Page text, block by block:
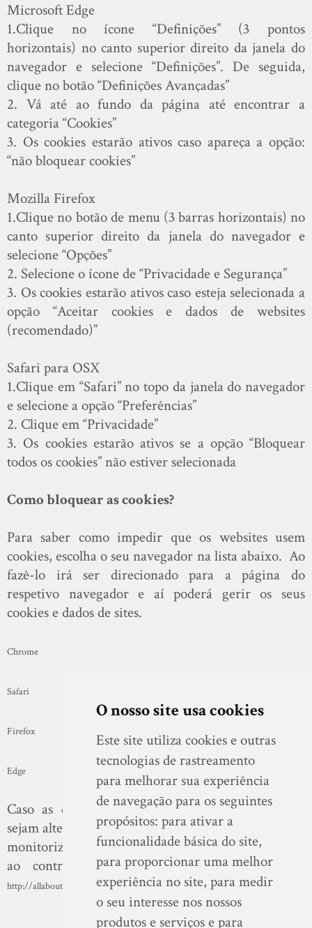
O nosso site usa cookies
Este site utiliza cookies e outras
tecnologias de rastreamento
para melhorar sua experiência
de navegação para os seguintes
propósitos: para ativar a
funcionalidade básica do site,
para proporcionar uma melhor
experiência no site, para medir
o seu interesse nos nossos
produtos e serviços e para
Microsoft Edge
1.Clique no ícone “Definições” (3 pontos
horizontais) no canto superior direito da janela do
navegador e selecione “Definições”. De seguida,
clique no botão “Definições Avançadas”
2. Vá até ao fundo da página até encontrar a
categoria “Cookies”
3. Os cookies estarão ativos caso apareça a opção:
“não bloquear cookies”
Mozilla Firefox
1.Clique no botão de menu (3 barras horizontais) no
canto superior direito da janela do navegador e
selecione “Opções”
2. Selecione o ícone de “Privacidade e Segurança”
3. Os cookies estarão ativos caso esteja selecionada a
opção “Aceitar cookies e dados de websites
(recomendado)”
Safari para OSX
1.Clique em “Safari” no topo da janela do navegador
e selecione a opção “Preferências”
2. Clique em “Privacidade”
3. Os cookies estarão ativos se a opção “Bloquear
todos os cookies” não estiver selecionada
Como bloquear as cookies?
Para saber como impedir que os websites usem
cookies, escolha o seu navegador na lista abaixo. Ao
fazê-lo irá ser direcionado para a página do
respetivo navegador e aí poderá gerir os seus
cookies e dados de sites.
Chrome
Safari
Firefox
Edge
Caso as definições de cookies do seu navegador
sejam alteradas, a sua experiência connosco não será
monitorizada. Para saber mais informações relativas
ao controlo e eliminação de cookies, visite:
http://allaboutcookies.org.